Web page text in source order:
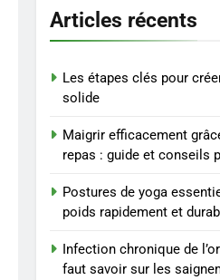
les
BIEN ÊTRE
7
à un
BIEN ÊTRE
connaître
SANTÉ
Articles récents
Les étapes clés pour
solide
Maigrir efficacement
repas : guide et conseils
Postures de yoga
poids rapidement et
Infection chronique de
faut savoir sur les